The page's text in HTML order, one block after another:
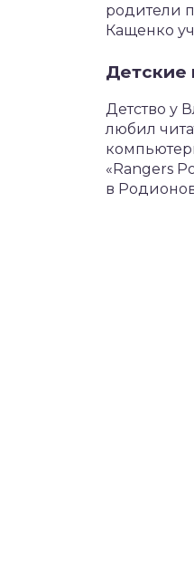
родители
Кащенко
Детские
Детство у
любил
«Rangers
в